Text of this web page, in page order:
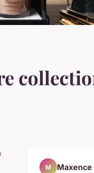
M Maxence